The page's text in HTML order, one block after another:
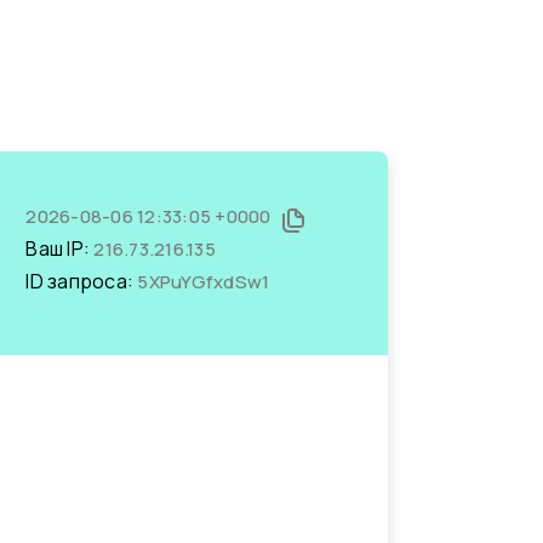
2026-08-06 12:33:05 +0000
Ваш IP:216.73.216.135
ID запроса: 5XPuYGfxdSw1